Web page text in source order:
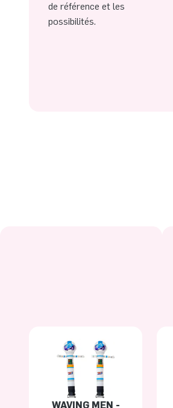
de référence et les
possibilités.
WAVING MEN -